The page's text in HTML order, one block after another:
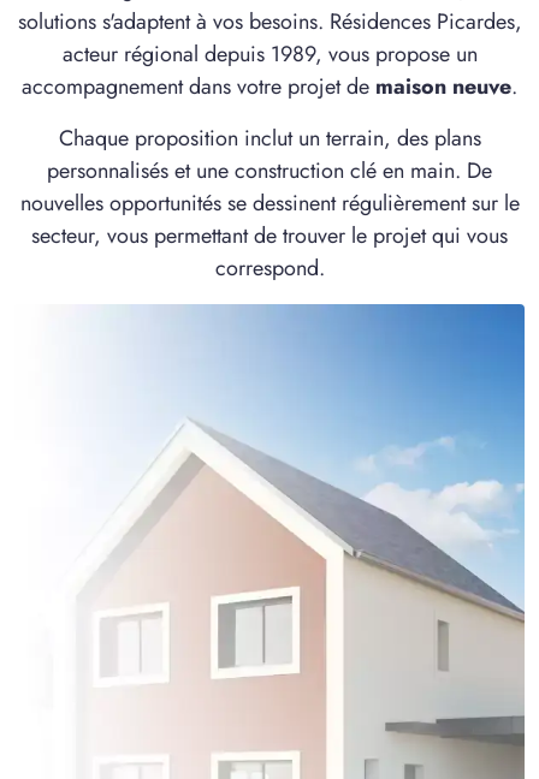
solutions s'adaptent à vos besoins. Résidences Picardes,
acteur régional depuis 1989, vous propose un
accompagnement dans votre projet de maison neuve.
Chaque proposition inclut un terrain, des plans
personnalisés et une construction clé en main. De
nouvelles opportunités se dessinent régulièrement sur le
secteur, vous permettant de trouver le projet qui vous
correspond.